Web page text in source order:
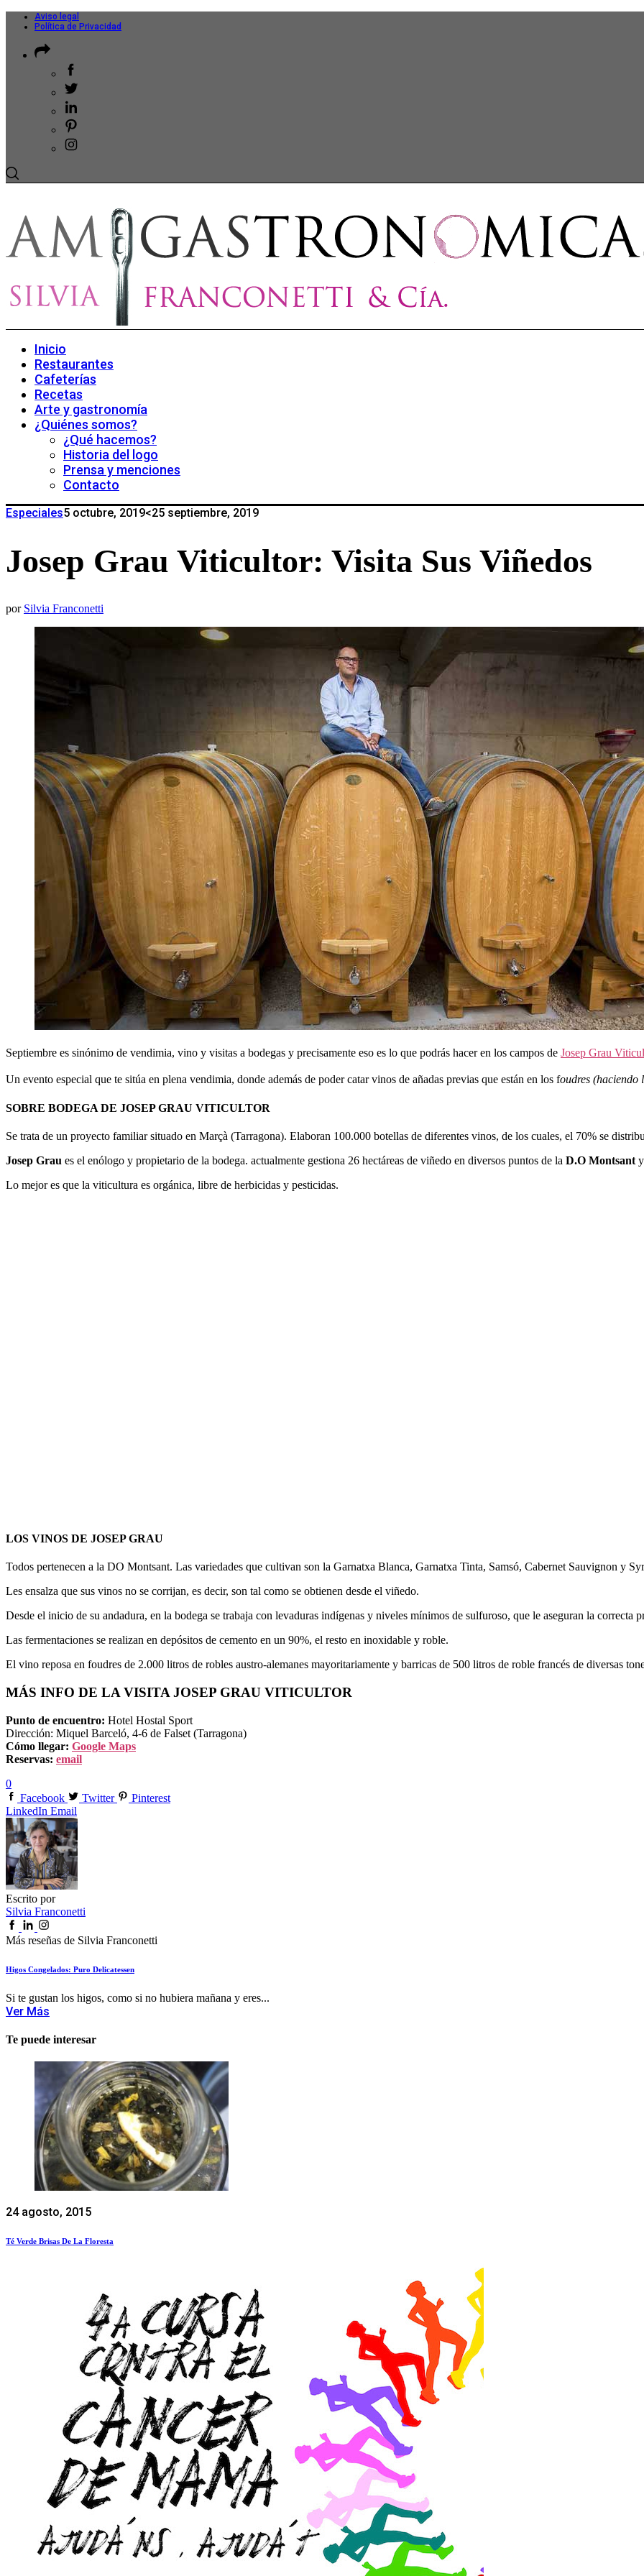
Aviso legal
Política de Privacidad
Inicio
Restaurantes
Cafeterías
Recetas
Arte y gastronomía
¿Quiénes somos?
¿Qué hacemos?
Historia del logo
Prensa y menciones
Contacto
Especiales5 octubre, 2019<25 septiembre, 2019
Josep Grau Viticultor: Visita Sus Viñedos
por Silvia Franconetti
Septiembre es sinónimo de vendimia, vino y visitas a bodegas y precisamente eso es lo que podrás hacer en los campos de Josep Grau
Un evento especial que te sitúa en plena vendimia, donde además de poder catar vinos de añadas previas que están en los foudres
SOBRE BODEGA DE JOSEP GRAU VITICULTOR
Se trata de un proyecto familiar situado en Marçà (Tarragona). Elaboran 100.000 botellas de diferentes vinos, de los cuales, el 70% se
Josep Grau es el enólogo y propietario de la bodega. actualmente gestiona 26 hectáreas de viñedo en diversos puntos de la D.O Montsant
Lo mejor es que la viticultura es orgánica, libre de herbicidas y pesticidas.
LOS VINOS DE JOSEP GRAU
Todos pertenecen a la DO Montsant. Las variedades que cultivan son la Garnatxa Blanca, Garnatxa Tinta, Samsó, Cabernet Sauvignon y
Les ensalza que sus vinos no se corrijan, es decir, son tal como se obtienen desde el viñedo.
Desde el inicio de su andadura, en la bodega se trabaja con levaduras indígenas y niveles mínimos de sulfuroso, que le aseguran la correcta
Las fermentaciones se realizan en depósitos de cemento en un 90%, el resto en inoxidable y roble.
El vino reposa en foudres de 2.000 litros de robles austro-alemanes mayoritariamente y barricas de 500 litros de roble francés de diversas
MÁS INFO DE LA VISITA JOSEP GRAU VITICULTOR
Punto de encuentro: Hotel Hostal Sport
Dirección: Miquel Barceló, 4-6 de Falset (Tarragona)
Cómo llegar: Google Maps
Reservas: email
0
Facebook
Twitter
Pinterest
LinkedIn Email
Escrito por
Silvia Franconetti
Más reseñas de Silvia Franconetti
Higos Congelados: Puro Delicatessen
Si te gustan los higos, como si no hubiera mañana y eres...
Ver Más
Te puede interesar
24 agosto, 2015
Té Verde Brisas De La Floresta